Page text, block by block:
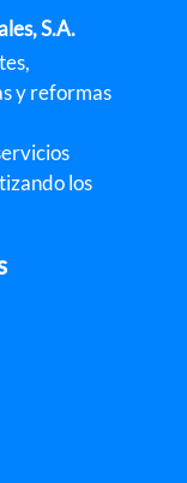
S.A.
y reformas
los